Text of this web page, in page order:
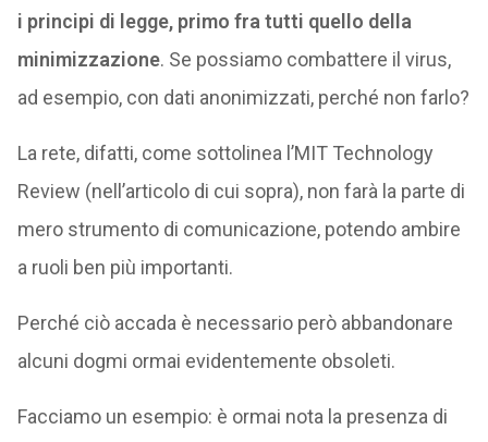
i principi di legge, primo fra tutti quello della
minimizzazione. Se possiamo combattere il virus,
ad esempio, con dati anonimizzati, perché non farlo?
La rete, difatti, come sottolinea l’MIT Technology
Review (nell’articolo di cui sopra), non farà la parte di
mero strumento di comunicazione, potendo ambire
a ruoli ben più importanti.
Perché ciò accada è necessario però abbandonare
alcuni dogmi ormai evidentemente obsoleti.
Facciamo un esempio: è ormai nota la presenza di